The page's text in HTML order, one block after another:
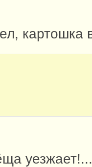
картошка